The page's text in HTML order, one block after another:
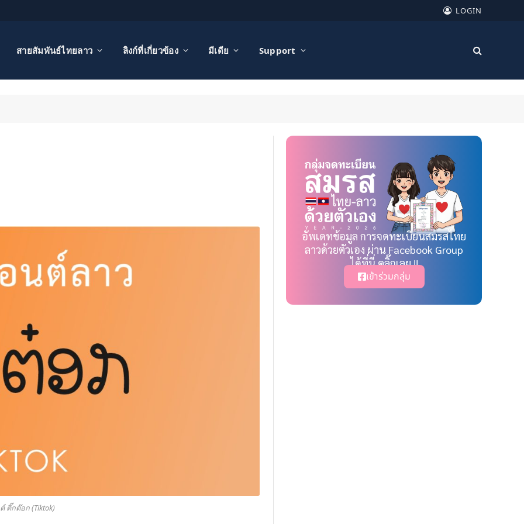
LOGIN
สายสัมพันธ์ไทยลาว ลิงก์ที่เกี่ยวข้อง มีเดีย Support
ติ๊กต๊อก (Tiktok)
อัพเดทข้อมูล การจดทะเบียนสมรสไทย
ลาวด้วยตัวเอง ผ่าน Facebook Group
ได้ที่นี่ คลิ๊กเลย !!
เข้าร่วมกลุ่ม